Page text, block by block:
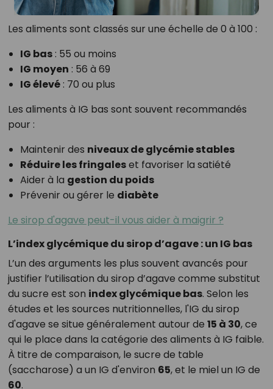
Les aliments sont classés sur une échelle de 0 à 100 :
IG bas: 55 ou moins
IG moyen : 56 à 69
IG élevé: 70 ou plus
Les aliments à IG bas sont souvent recommandés
pour :
Maintenir des niveaux de glycémie stables
Réduire les fringaleset favoriser la satiété
Aider à la gestion du poids
Prévenir ou gérer le diabète
Le sirop d'agave peut-il vous aider à maigrir ?
L’index glycémique du sirop d’agave : un IG bas
L’un des arguments les plus souvent avancés pour
justifier l’utilisation du sirop d’agave comme substitut
du sucre est son index glycémique bas. Selon les
études et les sources nutritionnelles, l'IG du sirop
d'agave se situe généralement autour de 15 à 30, ce
qui le place dans la catégorie des aliments à IG faible.
À titre de comparaison, le sucre de table
(saccharose) a un IG d'environ 65, et le miel un IG de
60.